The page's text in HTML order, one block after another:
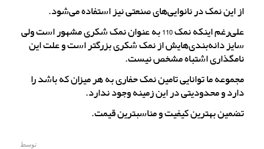
از این نمک در نانوایی‌های صنعتی نیز استفاده می‌شود.
علی‌رغم اینکه نمک 110 به عنوان نمک شکری مشهور است ولی
سایز دانه‌بندی‌هایش از نمک شکری بزرگتر است و علت این
نامگذاری اشتباه مشخص نیست.
مجموعه ما توانایی تامین نمک حفاری به هر میزان که باشد را
دارد و محدودیتی در این زمینه وجود ندارد.
تضمین بهترین کیفیت و مناسبترین قیمت.
توسط